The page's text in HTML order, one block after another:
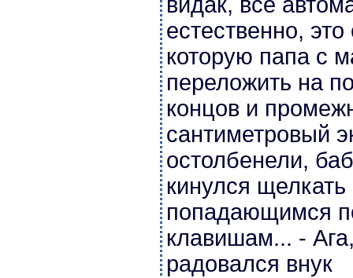
естественно,
которую папа с
переложить на
концов и
сантиметровый
остолбенели,
кинулся
попадающимся
клавишам... -
радовался внук